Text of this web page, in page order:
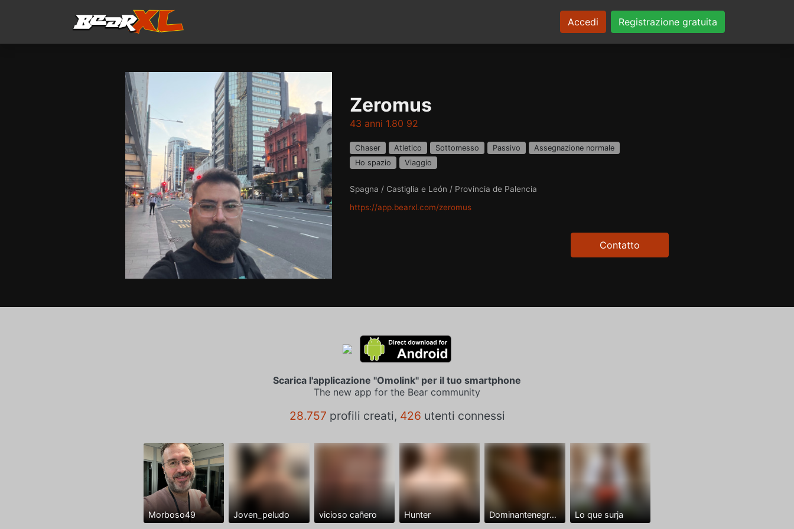
Accedi Registrazione gratuita
Zeromus
43 anni 1.80 92
Chaser Atletico Sottomesso Passivo
Assegnazione normale
Ho spazio
Viaggio
Spagna / Castiglia e León / Provincia de Palencia
https://app.bearxl.com/zeromus
Contatto
Scarica l'applicazione "Omolink" per il tuo smartphone
The new app for the Bear community
28.757 profili creati, 426 utenti connessi
Morboso49 Joven_peludo vicioso cañero Hunter Dominantenegro ya Lo que surja